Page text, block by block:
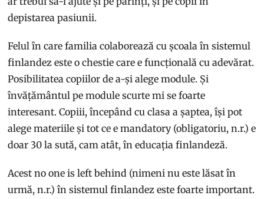
depistarea pasiunii.
Felul în care familia colaborează cu școala în sistemul
finlandez este o chestie care e funcțională cu adevărat.
Posibilitatea copiilor de a-și alege module. Și
învățământul pe module scurte mi se foarte
interesant. Copiii, începând cu clasa a șaptea, își pot
alege materiile și tot ce e mandatory (obligatoriu, n.r.) e
doar 30 la sută, cam atât, în educația finlandeză.
Acest no one is left behind (nimeni nu este lăsat în
urmă, n.r.) în sistemul finlandez este foarte important.